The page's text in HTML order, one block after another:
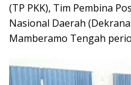
(TP PKK), Tim Pembina
Nasional Daerah
Mamberamo Tengah